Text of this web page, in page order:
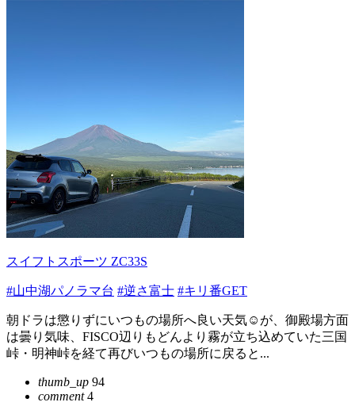
スイフトスポーツ ZC33S
#山中湖パノラマ台 #逆さ富士 #キリ番GET
朝ドラは懲りずにいつもの場所へ良い天気☺️が、御殿場方面
は曇り気味、FISCO辺りもどんより霧が立ち込めていた三国
峠・明神峠を経て再びいつもの場所に戻ると...
thumb_up 94
comment4